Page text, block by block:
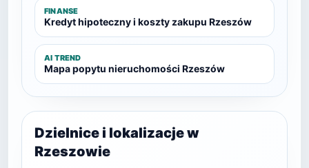
FINANSE
Kredyt hipoteczny i koszty zakupu Rzeszów
AI TREND
Mapa popytu nieruchomości Rzeszów
Dzielnice i lokalizacje w
Rzeszowie